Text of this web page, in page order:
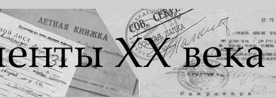
Перейти к
основному
содержанию